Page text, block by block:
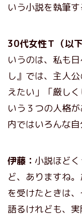
いう小説を執筆す
30代女性Ｔ（以
いうのは、私も
し』では、主人
えたい」「厳し
いう３つの人格
内ではいろんな
伊藤： 小説ほど
ど、ありますね
を受けたときは
語るけれども、